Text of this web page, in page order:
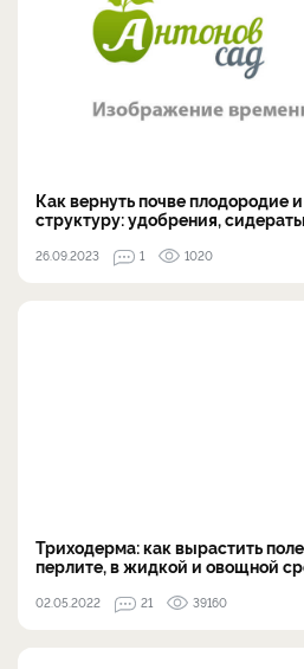
Как вернуть почве плодородие
структуру: удобрения,
26.09.2023 1 1020
Триходерма: как вырастить
перлите, в жидкой и овощной
02.05.2022 21 39160